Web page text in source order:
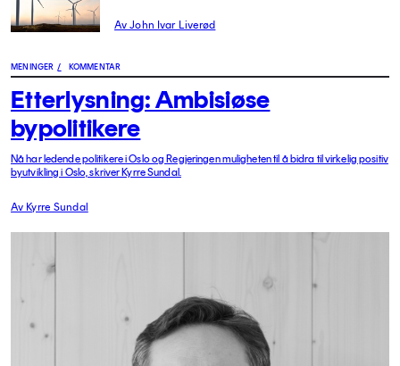
Av John Ivar Liverød
MENINGER / KOMMENTAR
Etterlysning: Ambisiøse
bypolitikere
Nå har ledende politikere i Oslo og Regjeringen muligheten til å bidra til virkelig positiv
byutvikling i Oslo, skriver Kyrre Sundal.
Av Kyrre Sundal